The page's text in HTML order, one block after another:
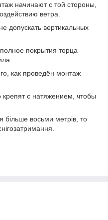
начинают с той стороны,
ветра.
допускать вертикальных
покрытия торца
как проведён монтаж
крепят с натяжением, чтобы
більше восьми метрів, то